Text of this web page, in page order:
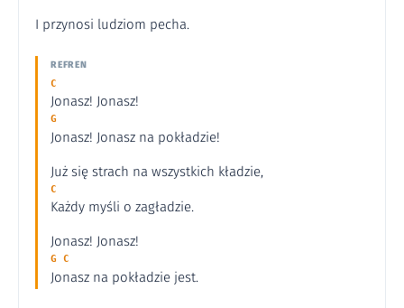
I przynosi ludziom pecha.
REFREN
C
Jonasz! Jonasz!
G
Jonasz! Jonasz na pokładzie!
Już się strach na wszystkich kładzie,
C
Każdy myśli o zagładzie.
Jonasz! Jonasz!
G C
Jonasz na pokładzie jest.